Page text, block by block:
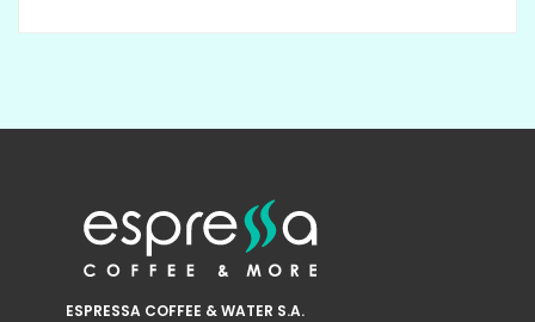
ESPRESSA COFFEE & WATER S.A.